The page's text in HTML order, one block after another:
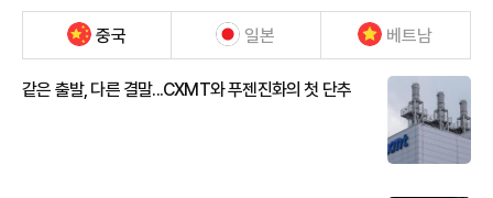
중국 일본 베트남
같은 출발, 다른 결말...CXMT와 푸젠진화의 첫 단추